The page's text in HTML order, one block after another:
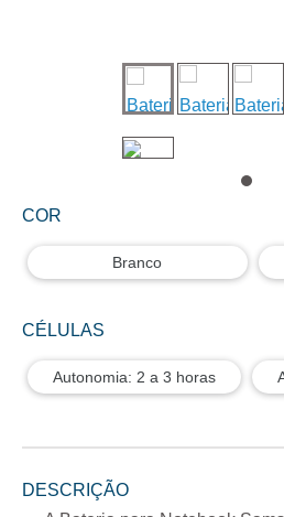
COR
Branco
CÉLULAS
Autonomia: 2 a 3 horas
DESCRIÇÃO